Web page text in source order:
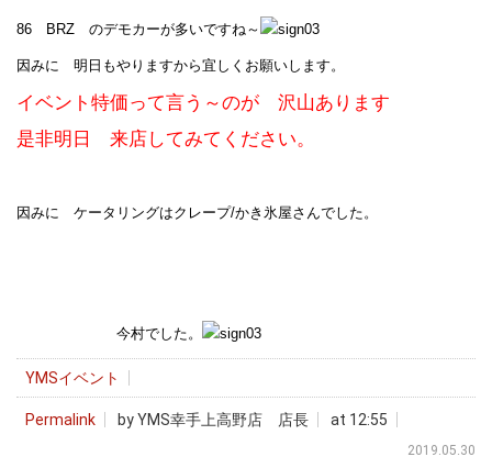
86 BRZ のデモカーが多いですね～
因みに 明日もやりますから宜しくお願いします。
イベント特価って言う～のが 沢山あります
是非明日 来店してみてください。
因みに ケータリングはクレープ/かき氷屋さんでした。
今村でした。
YMSイベント
Permalink by YMS幸手上高野店 店長 at 12:55
2019.05.30